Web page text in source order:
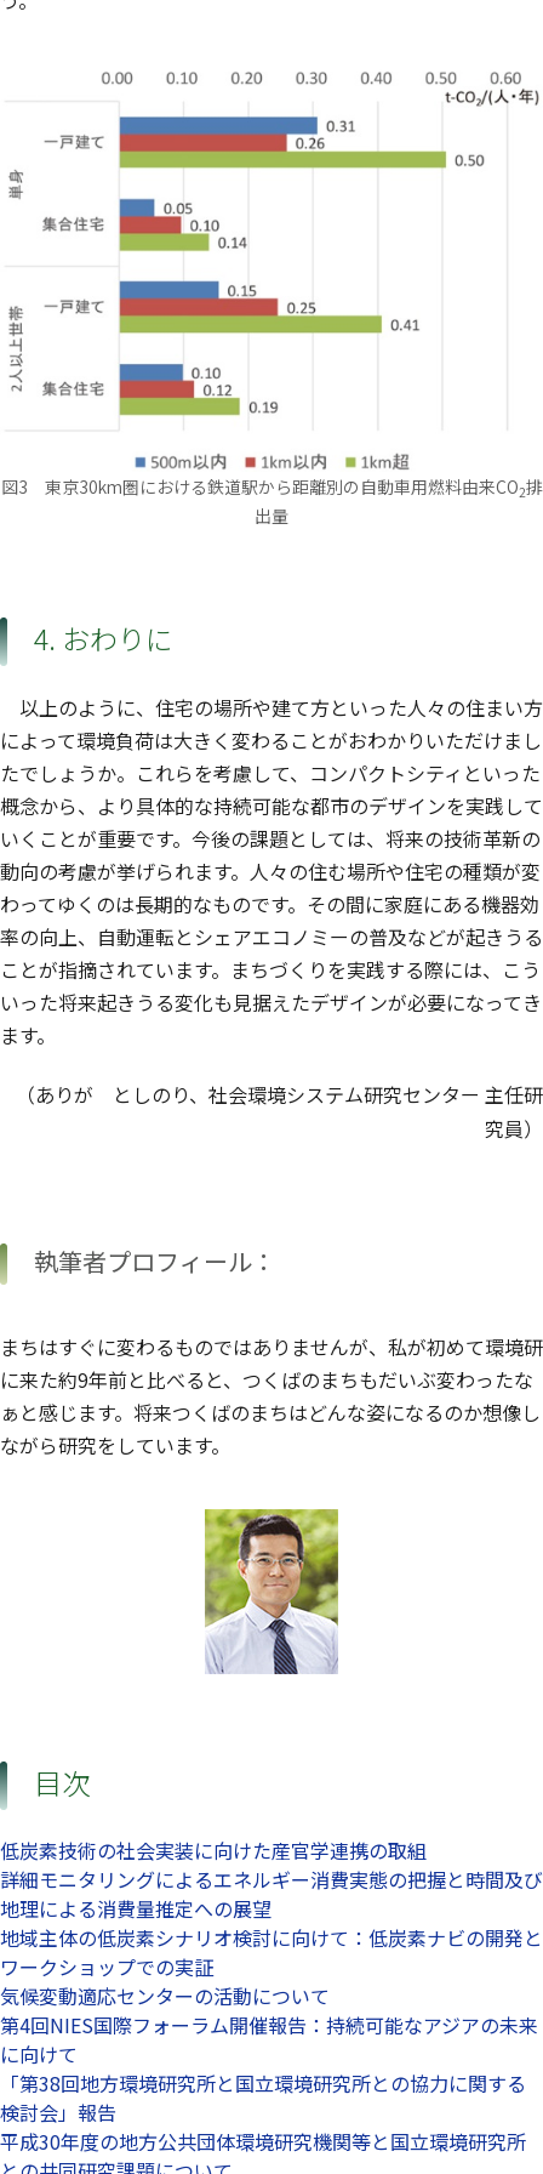
図3 東京30km圏における鉄道駅から距離別の自動車用燃料由来CO2排
出量
4. おわりに
以上のように、住宅の場所や建て方といった人々の住まい方
によって環境負荷は大きく変わることがおわかりいただけまし
たでしょうか。これらを考慮して、コンパクトシティといった
概念から、より具体的な持続可能な都市のデザインを実践して
いくことが重要です。今後の課題としては、将来の技術革新の
動向の考慮が挙げられます。人々の住む場所や住宅の種類が変
わってゆくのは長期的なものです。その間に家庭にある機器効
率の向上、自動運転とシェアエコノミーの普及などが起きうる
ことが指摘されています。まちづくりを実践する際には、こう
いった将来起きうる変化も見据えたデザインが必要になってき
ます。
（ありが としのり、社会環境システム研究センター 主任研
究員）
執筆者プロフィール：
まちはすぐに変わるものではありませんが、私が初めて環境研
に来た約9年前と比べると、つくばのまちもだいぶ変わったな
ぁと感じます。将来つくばのまちはどんな姿になるのか想像し
ながら研究をしています。
目次
低炭素技術の社会実装に向けた産官学連携の取組
詳細モニタリングによるエネルギー消費実態の把握と時間及び
地理による消費量推定への展望
地域主体の低炭素シナリオ検討に向けて：低炭素ナビの開発と
ワークショップでの実証
気候変動適応センターの活動について
第4回NIES国際フォーラム開催報告：持続可能なアジアの未来
に向けて
「第38回地方環境研究所と国立環境研究所との協力に関する
検討会」報告
平成30年度の地方公共団体環境研究機関等と国立環境研究所